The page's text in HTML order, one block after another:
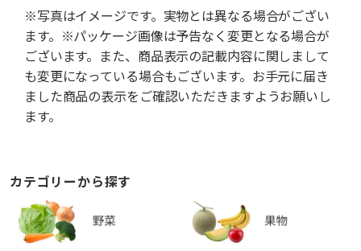
※写真はイメージです。実物とは異なる場合がござい
ます。※パッケージ画像は予告なく変更となる場合が
ございます。また、商品表示の記載内容に関しまして
も変更になっている場合もございます。お手元に届き
ました商品の表示をご確認いただきますようお願いし
ます。
カテゴリーから探す